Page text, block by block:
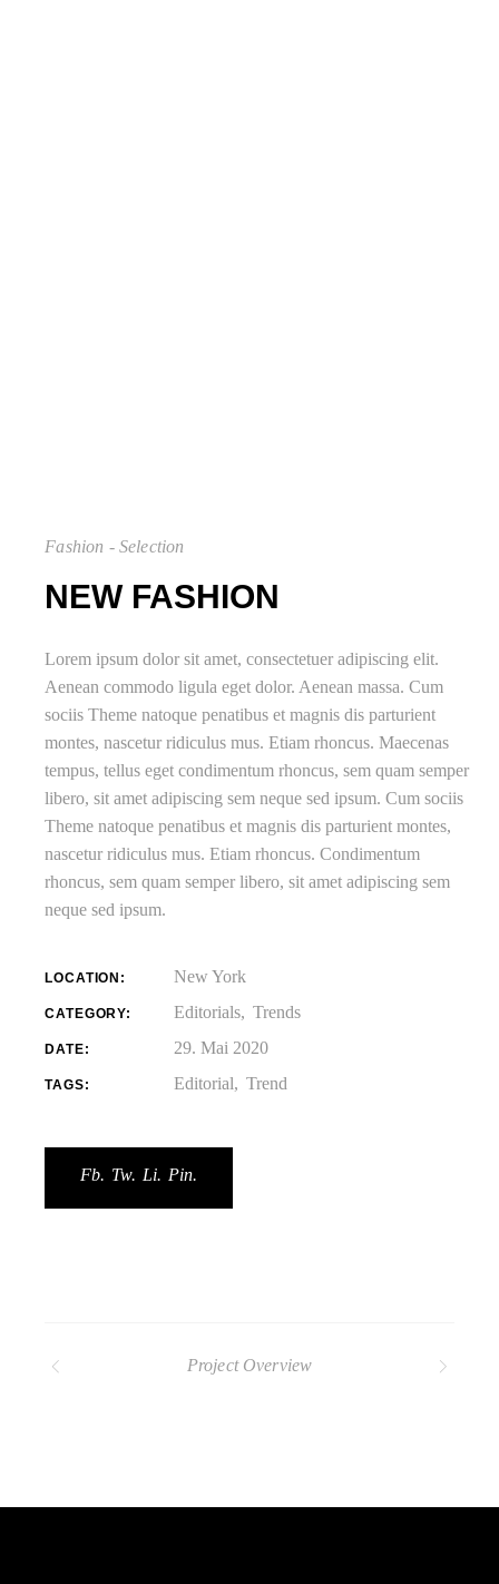
Fashion - Selection
NEW FASHION
Lorem ipsum dolor sit amet, consectetuer adipiscing elit.
Aenean commodo ligula eget dolor. Aenean massa. Cum
sociis Theme natoque penatibus et magnis dis parturient
montes, nascetur ridiculus mus. Etiam rhoncus. Maecenas
tempus, tellus eget condimentum rhoncus, sem quam semper
libero, sit amet adipiscing sem neque sed ipsum. Cum sociis
Theme natoque penatibus et magnis dis parturient montes,
nascetur ridiculus mus. Etiam rhoncus. Condimentum
rhoncus, sem quam semper libero, sit amet adipiscing sem
neque sed ipsum.
LOCATION: New York
CATEGORY: Editorials Trends
DATE: 29. Mai 2020
TAGS: Editorial Trend
Fb. Tw. Li. Pin.
Project Overview